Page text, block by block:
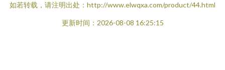
如若转载，请注明出处：http://www.elwqxa.com/product/44.html
更新时间：2026-08-08 16:25:15